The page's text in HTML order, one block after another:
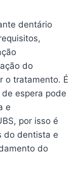
dentário
do
o tratamento. É
espera pode
e
por isso é
do dentista e
do